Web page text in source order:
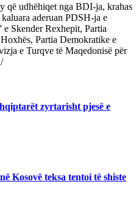
që udhëhiqet nga BDI-ja, krahas
aderuan PDSH-ja e
Skender Rexhepit, Partia
Partia Demokratike e
e Turqve të Maqedonisë për
zyrtarisht pjesë e
Kosovë teksa tentoi të shiste